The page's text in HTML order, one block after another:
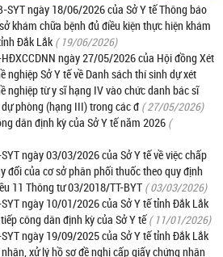
SYT ngày 18/06/2026 của Sở Y tế Thông báo
khám chữa bệnh đủ điều kiện thực hiện khám
Đắk Lắk ( 19/06/2026)
ngày 27/05/2026 của Hội đồng Xét
nghiệp Sở Y tế về Danh sách thí sinh dự xét
nghiệp từ y sĩ hạng IV vào chức danh bác sĩ
phòng (hạng III) trong các đ ( 27/05/2026)
dân định kỳ của Sở Y tế năm 2026 (
ngày 03/03/2026 của Sở Y tế về việc chấp
đổi của cơ sở phân phối thuốc theo quy định
11 Thông tư 03/2018/TT-BYT ( 03/03/2026)
ngày 10/01/2026 của Sở Y tế tỉnh Đắk Lắk
công dân định kỳ của Sở Y tế ( 11/01/2026)
ngày 19/09/2025 của Sở Y tế tỉnh Đắk Lắk
xử lý hồ sơ đề nghị cấp giấy chứng nhận